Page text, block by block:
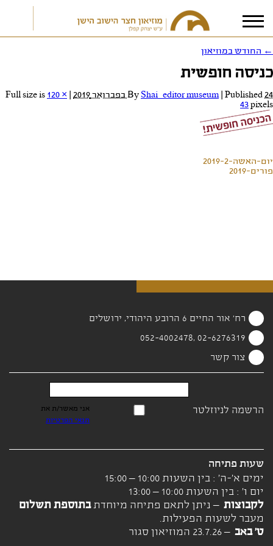
אני מאשר/ת אתתנאי הפרטיות
← החודש במוזיאון
כניסה חופשית
By Shai_editor museum Published24 בפברואר 2019
120 ×
43pixels
יום-האשה-2019-2
פורים-2019
רח' אור החיים 6 הרובע היהודי, ירושלים
02-6276319 ,052-4002478
צור קשר
הרשמה לניוזלטר
אני מאשר/ת את
תנאי הפרטיות
שעות פתיחה
ימים א'-ה' : בין השעות 10:00 – 15:00
יום ו' : בין השעות 10:00 – 13:00
לקבוצות – ניתן לתאם פתיחה מיוחדתבתוספת תשלום
מעבר לשעות הפעילות.
ט' באב– 23.7.26 המוזיאון סגור